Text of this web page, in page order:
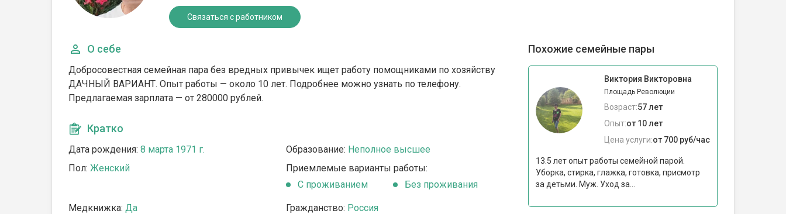
Связаться с работником
О себе
Добросовестная семейная пара без вредных привычек ищет работу помощниками по хозяйству
ДАЧНЫЙ ВАРИАНТ. Опыт работы — около 10 лет. Подробнее можно узнать по телефону.
Предлагаемая зарплата — от 280000 рублей.
Кратко
Дата рождения: 8 марта 1971 г. Образование: Неполное высшее
Пол: Женский
Приемлемые варианты работы:
C проживанием
Без проживания
Медкнижка: Да Гражданство: Россия
Похожие семейные пары
Виктория Викторовна
Площадь Революции
Возраст:57 лет
Опыт:от 10 лет
Цена услуги:от 700 руб/час
13.5 лет опыт работы семейной парой.
Уборка, стирка, глажка, готовка, присмотр
за детьми. Муж. Уход за...